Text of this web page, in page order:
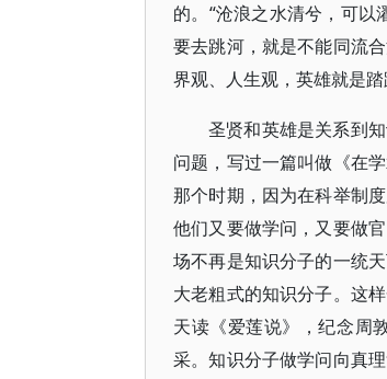
的。“沧浪之水清兮，可
要去跳河，就是不能同流
界观、人生观，英雄就是踏
圣贤和英雄是关系到
问题，写过一篇叫做《在
那个时期，因为在科举制
他们又要做学问，又要做
场不再是知识分子的一统
大老粗式的知识分子。这
天读《爱莲说》，纪念周
采。知识分子做学问向真